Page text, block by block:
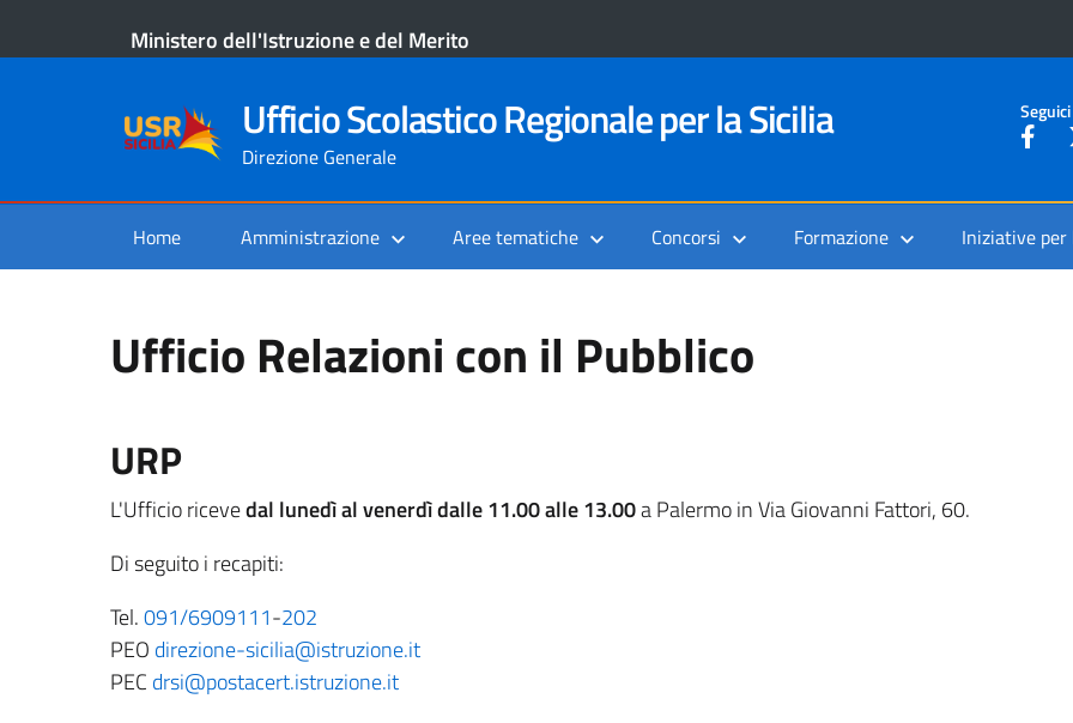
Ministero dell'Istruzione e del Merito
Ufficio Scolastico Regionale per la Sicilia
Direzione Generale
Home Amministrazione Aree tematiche Concorsi Formazione Iniziative per
Ufficio Relazioni con il Pubblico
URP
L'Ufficio ricevedal lunedì al venerdì dalle 11.00 alle 13.00a Palermo in Via Giovanni Fattori, 60.
Di seguito i recapiti:
Tel.091/6909111-202
PEO direzione-sicilia@istruzione.it
PEC drsi@postacert.istruzione.it